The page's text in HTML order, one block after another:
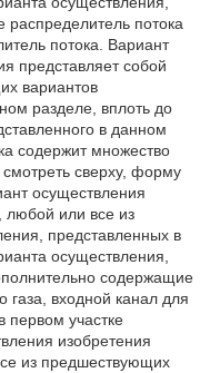
распределитель потока
потока. Вариант
представляет собой
вариантов
разделе, вплоть до
в данном
содержит множество
сверху, форму
осуществления
любой или все из
представленных в
осуществления,
содержащие
газа, входной канал для
первом участке
изобретения
из предшествующих